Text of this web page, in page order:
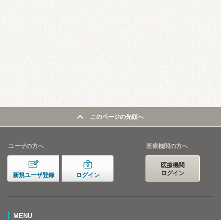
このページの先頭へ
ユーザの方へ
新規ユーザ登録 ログイン
医療機関の方へ
医療機関
ログイン
MENU